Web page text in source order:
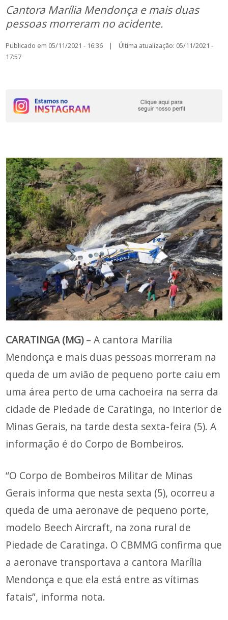
Cantora Marília Mendonça e mais duas
pessoas morreram no acidente.
Publicado em 05/11/2021 - 16:36 | Última atualização: 05/11/2021 -
17:57
CARATINGA (MG)– A cantora Marília
Mendonça e mais duas pessoas morreram na
queda de um avião de pequeno porte caiu em
uma área perto de uma cachoeira na serra da
cidade de Piedade de Caratinga, no interior de
Minas Gerais, na tarde desta sexta-feira (5). A
informação é do Corpo de Bombeiros.
“O Corpo de Bombeiros Militar de Minas
Gerais informa que nesta sexta (5), ocorreu a
queda de uma aeronave de pequeno porte,
modelo Beech Aircraft, na zona rural de
Piedade de Caratinga. O CBMMG confirma que
a aeronave transportava a cantora Marília
Mendonça e que ela está entre as vítimas
fatais”, informa nota.